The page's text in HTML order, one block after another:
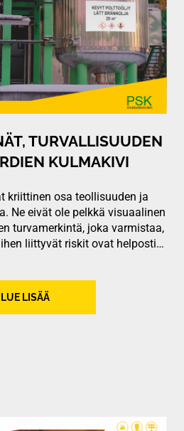
TURVALLISUUDEN
KULMAKIVI
kriittinen osa teollisuuden ja
Ne eivät ole pelkkä visuaalinen
turvamerkintä, joka varmistaa,
liittyvät riskit ovat helposti…
LUE LISÄÄ